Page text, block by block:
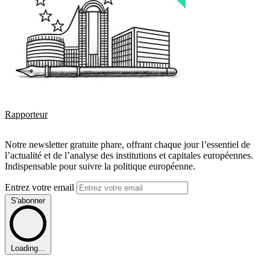
Rapporteur
Notre newsletter gratuite phare, offrant chaque jour l’essentiel de
l’actualité et de l’analyse des institutions et capitales européennes.
Indispensable pour suivre la politique européenne.
Entrez votre email
S'abonner
Loading...